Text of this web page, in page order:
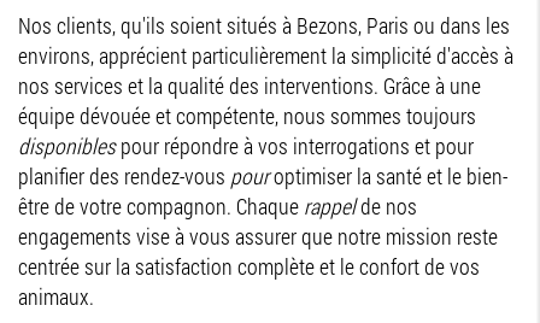
Nos clients, qu'ils soient situés à Bezons, Paris ou dans les
environs, apprécient particulièrement la simplicité d'accès à
nos services et la qualité des interventions. Grâce à une
équipe dévouée et compétente, nous sommes toujours
disponiblespour répondre à vos interrogations et pour
planifier des rendez-vous pouroptimiser la santé et le bien-
être de votre compagnon. Chaque rappelde nos
engagements vise à vous assurer que notre mission reste
centrée sur la satisfaction complète et le confort de vos
animaux.